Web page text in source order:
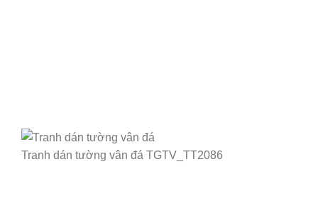
Tranh dán tường vân đá TGTV_TT2086